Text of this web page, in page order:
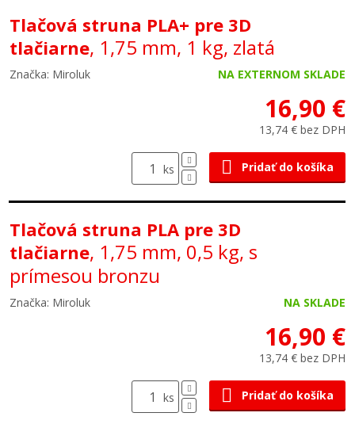
Tlačová struna PLA+ pre 3D
tlačiarne, 1,75 mm, 1 kg, zlatá
Značka: Miroluk NA EXTERNOM SKLADE
16,90 €
13,74 € bez DPH
ks Pridať do košíka
Tlačová struna PLA pre 3D
tlačiarne, 1,75 mm, 0,5 kg, s
prímesou bronzu
Značka: Miroluk NA SKLADE
16,90 €
13,74 € bez DPH
ks Pridať do košíka